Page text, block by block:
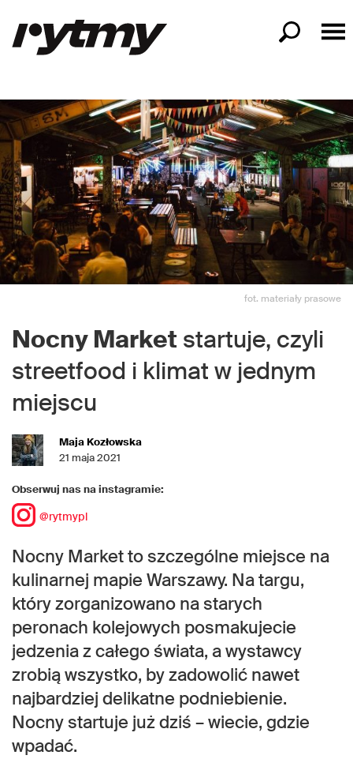
fot. materiały prasowe
Nocny Market startuje, czyli
streetfood i klimat w jednym
miejscu
Maja Kozłowska
21 maja 2021
Obserwuj nas na instagramie:
@rytmypl
Nocny Market to szczególne miejsce na
kulinarnej mapie Warszawy. Na targu,
który zorganizowano na starych
peronach kolejowych posmakujecie
jedzenia z całego świata, a wystawcy
zrobią wszystko, by zadowolić nawet
najbardziej delikatne podniebienie.
Nocny startuje już dziś – wiecie, gdzie
wpadać.